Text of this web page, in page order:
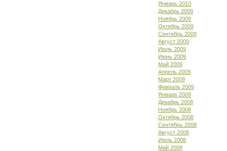
Январь 2010
Декабрь 2009
Ноябрь 2009
Октябрь 2009
Сентябрь 2009
Август 2009
Июль 2009
Июнь 2009
Май 2009
Апрель 2009
Март 2009
Февраль 2009
Январь 2009
Декабрь 2008
Ноябрь 2008
Октябрь 2008
Сентябрь 2008
Август 2008
Июль 2008
Май 2008